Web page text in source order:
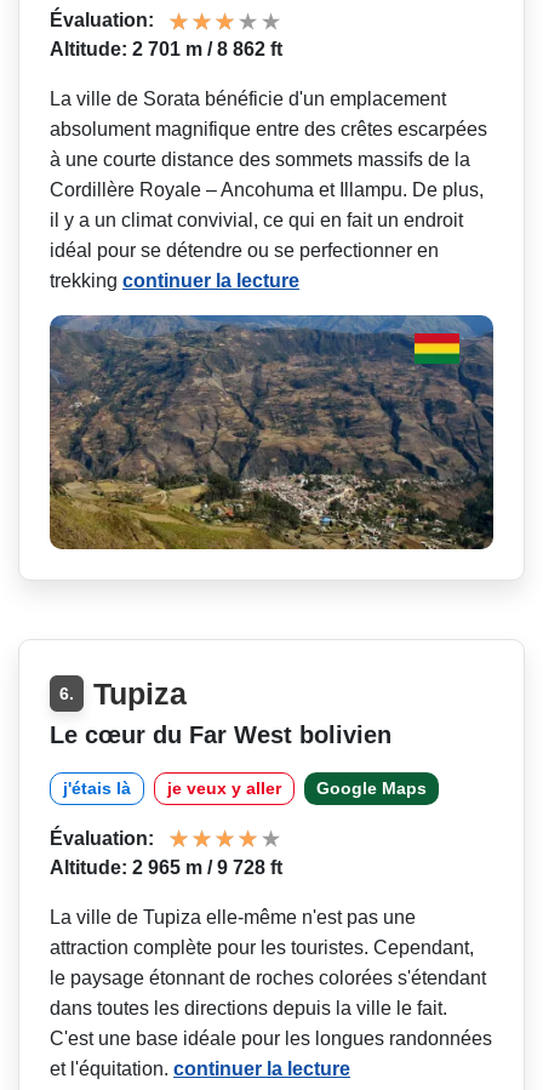
Évaluation:
Altitude: 2 701 m / 8 862 ft
La ville de Sorata bénéficie d'un emplacement
absolument magnifique entre des crêtes escarpées
à une courte distance des sommets massifs de la
Cordillère Royale – Ancohuma et Illampu. De plus,
il y a un climat convivial, ce qui en fait un endroit
idéal pour se détendre ou se perfectionner en
trekking continuer la lecture
6. Tupiza
Le cœur du Far West bolivien
j'étais là je veux y aller Google Maps
Évaluation:
Altitude: 2 965 m / 9 728 ft
La ville de Tupiza elle-même n'est pas une
attraction complète pour les touristes. Cependant,
le paysage étonnant de roches colorées s'étendant
dans toutes les directions depuis la ville le fait.
C'est une base idéale pour les longues randonnées
et l'équitation. continuer la lecture